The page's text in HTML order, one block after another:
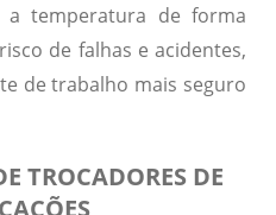
a temperatura de forma
de falhas e acidentes,
de trabalho mais seguro
TROCADORES DE